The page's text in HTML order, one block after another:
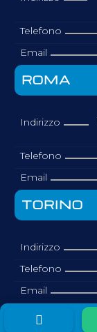
Telefono
Email
ROMA
Indirizzo
Telefono
Email
TORINO
Indirizzo
Telefono
Email
